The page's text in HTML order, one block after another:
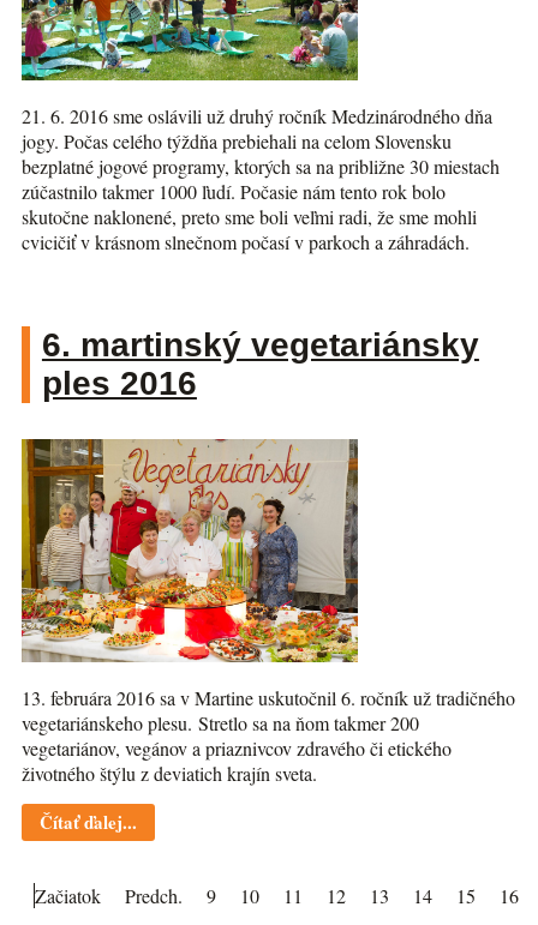
21. 6. 2016 sme oslávili už druhý ročník Medzinárodného dňa
jogy. Počas celého týždňa prebiehali na celom Slovensku
bezplatné jogové programy, ktorých sa na približne 30 miestach
zúčastnilo takmer 1000 ľudí. Počasie nám tento rok bolo
skutočne naklonené, preto sme boli veľmi radi, že sme mohli
cvicičiť v krásnom slnečnom počasí v parkoch a záhradách.
6. martinský vegetariánsky
ples 2016
13. februára 2016 sa v Martine uskutočnil 6. ročník už tradičného
vegetariánskeho plesu. Stretlo sa na ňom takmer 200
vegetariánov, vegánov a priaznivcov zdravého či etického
životného štýlu z deviatich krajín sveta.
Čítať ďalej...
Začiatok Predch. 9 10 11 12 13 14 15 16